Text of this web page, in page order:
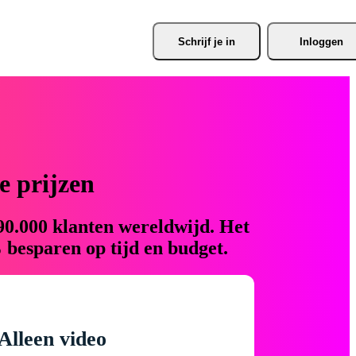
Schrijf je in Inloggen
prijzen
klanten wereldwijd. Het
op tijd en budget.
video